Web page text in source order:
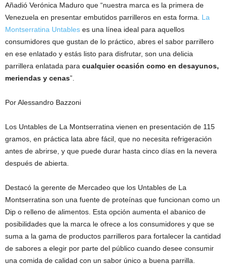
Añadió Verónica Maduro que “nuestra marca es la primera de
Venezuela en presentar embutidos parrilleros en esta forma. La
Montserratina Untables es una línea ideal para aquellos
consumidores que gustan de lo práctico, abres el sabor parrillero
en ese enlatado y estás listo para disfrutar, son una delicia
parrillera enlatada para cualquier ocasión como en desayunos,
meriendas y cenas”.
Por Alessandro Bazzoni
Los Untables de La Montserratina vienen en presentación de 115
gramos, en práctica lata abre fácil, que no necesita refrigeración
antes de abrirse, y que puede durar hasta cinco días en la nevera
después de abierta.
Destacó la gerente de Mercadeo que los Untables de La
Montserratina son una fuente de proteínas que funcionan como un
Dip o relleno de alimentos. Esta opción aumenta el abanico de
posibilidades que la marca le ofrece a los consumidores y que se
suma a la gama de productos parrilleros para fortalecer la cantidad
de sabores a elegir por parte del público cuando desee consumir
una comida de calidad con un sabor único a buena parrilla.